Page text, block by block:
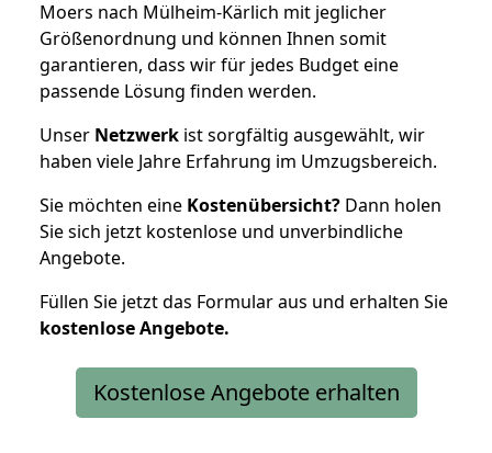
Moers nach Mülheim-Kärlich mit jeglicher
Größenordnung und können Ihnen somit
garantieren, dass wir für jedes Budget eine
passende Lösung finden werden.
Unser Netzwerk ist sorgfältig ausgewählt, wir
haben viele Jahre Erfahrung im Umzugsbereich.
Sie möchten eine Kostenübersicht? Dann holen
Sie sich jetzt kostenlose und unverbindliche
Angebote.
Füllen Sie jetzt das Formular aus und erhalten Sie
kostenloseAngebote.
Kostenlose Angebote erhalten